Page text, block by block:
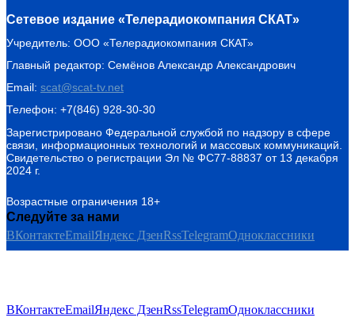
Сетевое издание «Телерадиокомпания СКАТ»
Учредитель: ООО «Телерадиокомпания СКАТ»
Главный редактор: Семёнов Александр Александрович
Email: scat@scat-tv.net
Телефон: +7(846) 928-30-30
Зарегистрировано Федеральной службой по надзору в сфере
связи, информационных технологий и массовых коммуникаций.
Свидетельство о регистрации Эл № ФС77-88837 от 13 декабря
2024 г.
Возрастные ограничения 18+
Следуйте за нами
ВКонтактеEmailЯндекс ДзенRssTelegramОдноклассники
ВКонтактеEmailЯндекс ДзенRssTelegramОдноклассники